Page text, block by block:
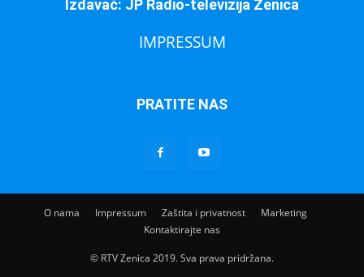
Izdavač: JP Radio-televizija Zenica
IMPRESSUM
PRATITE NAS
O nama Impressum Zaštita i privatnost
Marketing
Kontaktirajte nas
© RTV Zenica 2019. Sva prava pridržana.